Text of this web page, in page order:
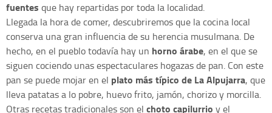
fuentes que hay repartidas por toda la localidad.
Llegada la hora de comer, descubriremos que la cocina local
conserva una gran influencia de su herencia musulmana. De
hecho, en el pueblo todavía hay un horno árabe, en el que se
siguen cociendo unas espectaculares hogazas de pan. Con este
pan se puede mojar en el plato más típico de La Alpujarra, que
lleva patatas a lo pobre, huevo frito, jamón, chorizo y morcilla.
Otras recetas tradicionales son el choto capilurrio y el